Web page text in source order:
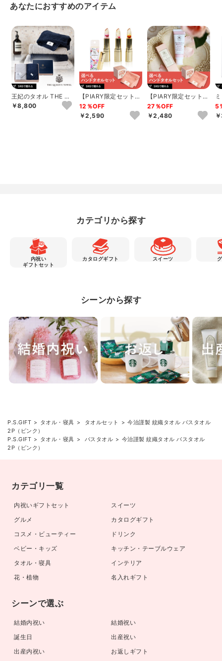
あなたにおすすめのアイテム
王妃のタオル THE QU
EEN’S TOWEL バス
タ...
￥8,800
【PIARY限定セット】
選べるTHE QUEEN’S
T...
12％OFF
￥2,590
【PIARY限定セット】
選べるTHE QUEEN’S
T...
27％OFF
￥2,480
5
カテゴリから探す
内祝い
ギフトセット
カタログギフト スイーツ
シーンから探す
P.S.GIFT タオル・寝具 タオルセット
今治謹製 紋織タオル バスタオル
2P（ピンク）
P.S.GIFT
タオル・寝具 バスタオル
今治謹製 紋織タオル バスタオル
2P（ピンク）
カテゴリ一覧
内祝いギフトセット
スイーツ
グルメ
カタログギフト
コスメ・ビューティー
ドリンク
ベビー・キッズ
キッチン・テーブルウェア
タオル・寝具
インテリア
花・植物
名入れギフト
シーンで選ぶ
結婚内祝い
結婚祝い
誕生日
出産祝い
出産内祝い
お返しギフト